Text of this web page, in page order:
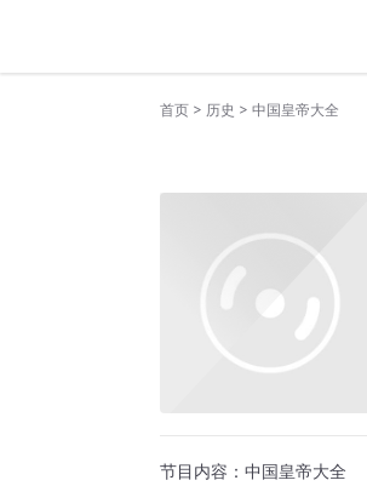
首页 > 历史 > 中国皇帝大全
节目内容：中国皇帝大全